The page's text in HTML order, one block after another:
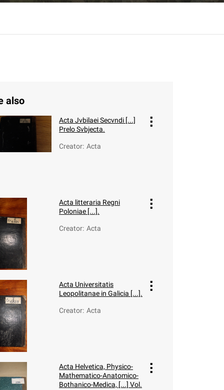
also
Acta Jvbilaei Secvndi [...]
Prelo Svbjecta.
Creator: Acta
Acta litteraria Regni
Poloniae [...].
Creator: Acta
Acta Universitatis
Leopolitanae in Galicia [...].
Creator: Acta
Acta Helvetica, Physico-
Mathematico-Anatomico-
Bothanico-Medica, [...] Vol.